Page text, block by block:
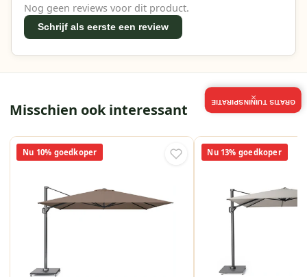
Nog geen reviews voor dit product.
Schrijf als eerste een review
Misschien ook interessant
Nu 10% goedkoper Nu 13% goedkoper
GRATIS TUININSPIRATIE
×